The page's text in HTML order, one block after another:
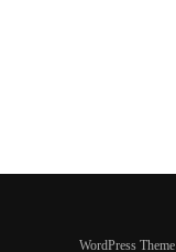
WordPress